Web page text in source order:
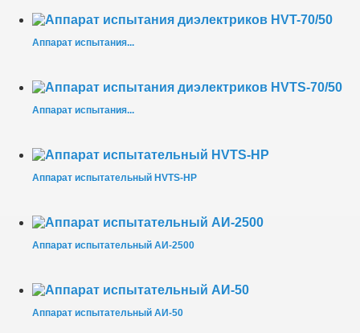
Аппарат испытания...
Аппарат испытания...
Аппарат испытательный HVTS-HP
Аппарат испытательный АИ-2500
Аппарат испытательный АИ-50